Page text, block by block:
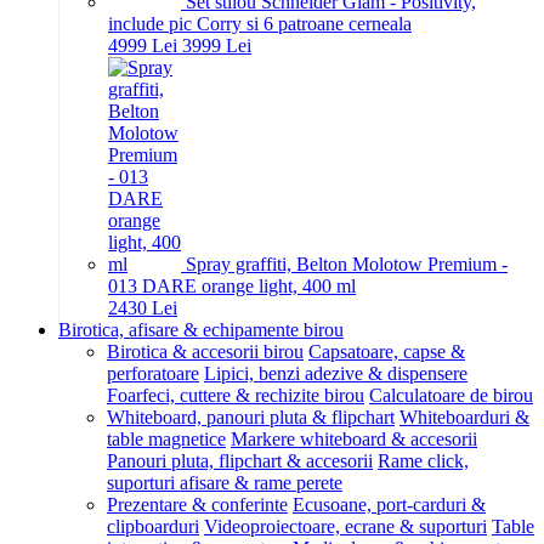
include pic Corry si 6 patroane cerneala
4999 Lei 3999 Lei
Spray graffiti, Belton Molotow Premium -
013 DARE orange light, 400 ml
2430 Lei
Birotica, afisare & echipamente birou
Birotica & accesorii birou Capsatoare, capse &
perforatoare Lipici, benzi adezive & dispensere
Foarfeci, cuttere & rechizite birou Calculatoare de birou
Whiteboard, panouri pluta & flipchart Whiteboarduri &
table magnetice Markere whiteboard & accesorii
Panouri pluta, flipchart & accesorii Rame click,
suporturi afisare & rame perete
Prezentare & conferinte Ecusoane, port-carduri &
clipboarduri Videoproiectoare, ecrane & suporturi Table